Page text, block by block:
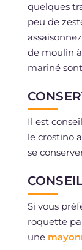
quelques
peu de
de moulin
mariné
Il est
le crostino
se
Si vous
roquette
une